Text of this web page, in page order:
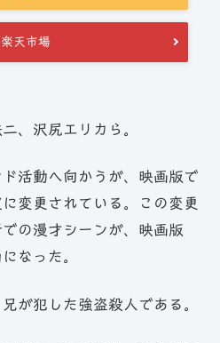
楽天市場
、沢尻エリカら。
活動へ向かうが、映画版で
変更されている。この変更
の漫才シーンが、映画版
なった。
が犯した強盗殺人である。